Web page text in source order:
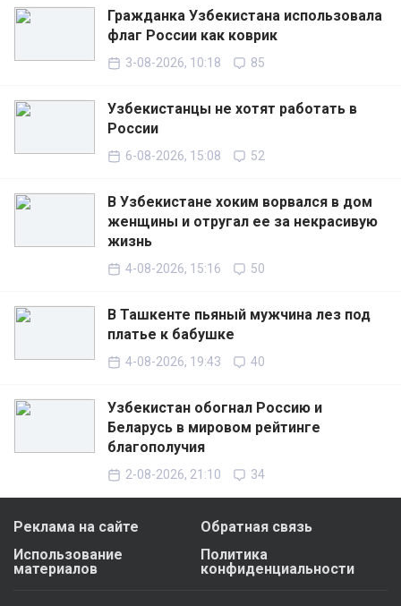
Гражданка Узбекистана использовала
флаг России как коврик
3-08-2026, 10:18 85
Узбекистанцы не хотят работать в
России
6-08-2026, 15:08 52
В Узбекистане хоким ворвался в дом
женщины и отругал ее за некрасивую
жизнь
4-08-2026, 15:16 50
В Ташкенте пьяный мужчина лез под
платье к бабушке
4-08-2026, 19:43 40
Узбекистан обогнал Россию и
Беларусь в мировом рейтинге
благополучия
2-08-2026, 21:10 34
Реклама на сайте
Обратная связь
Использование
материалов
Политика
конфиденциальности